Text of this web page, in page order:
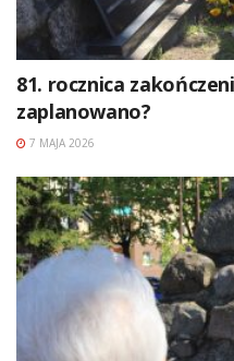
81. rocznica
zaplanowano?
7 MAJA 2026